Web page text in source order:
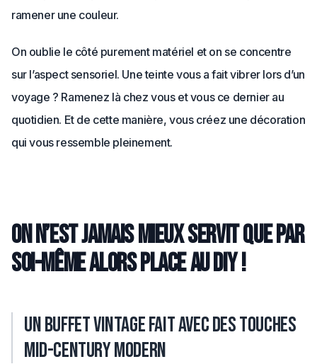
ramener une couleur.
On oublie le côté purement matériel et on se concentre
sur l’aspect sensoriel. Une teinte vous a fait vibrer lors d’un
voyage ? Ramenez là chez vous et vous ce dernier au
quotidien. Et de cette manière, vous créez une décoration
qui vous ressemble pleinement.
On n’est jamais mieux servit que par
soi-même alors place au DIY !
Un buffet vintage fait avec des touches
Mid-Century Modern